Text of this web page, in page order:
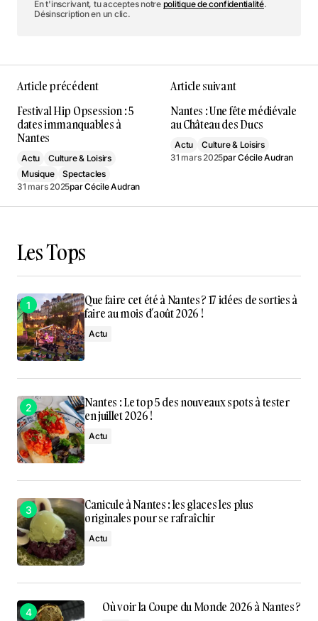
En t'inscrivant, tu acceptes notre politique de confidentialité.
Désinscription en un clic.
Article précédent
Festival Hip Opsession : 5
dates immanquables à
Nantes
Actu
Culture & Loisirs
Musique
Spectacles
31 mars 2025parCécile Audran
Article suivant
Nantes : Une fête médiévale
au Château des Ducs
Actu
Culture & Loisirs
31 mars 2025parCécile Audran
Les Tops
Que faire cet été à Nantes ? 17 idées de sorties à
faire au mois d’août 2026 !
Actu
Nantes : Le top 5 des nouveaux spots à tester
en juillet 2026 !
Actu
Canicule à Nantes : les glaces les plus
originales pour se rafraîchir
Actu
Où voir la Coupe du Monde 2026 à Nantes ?